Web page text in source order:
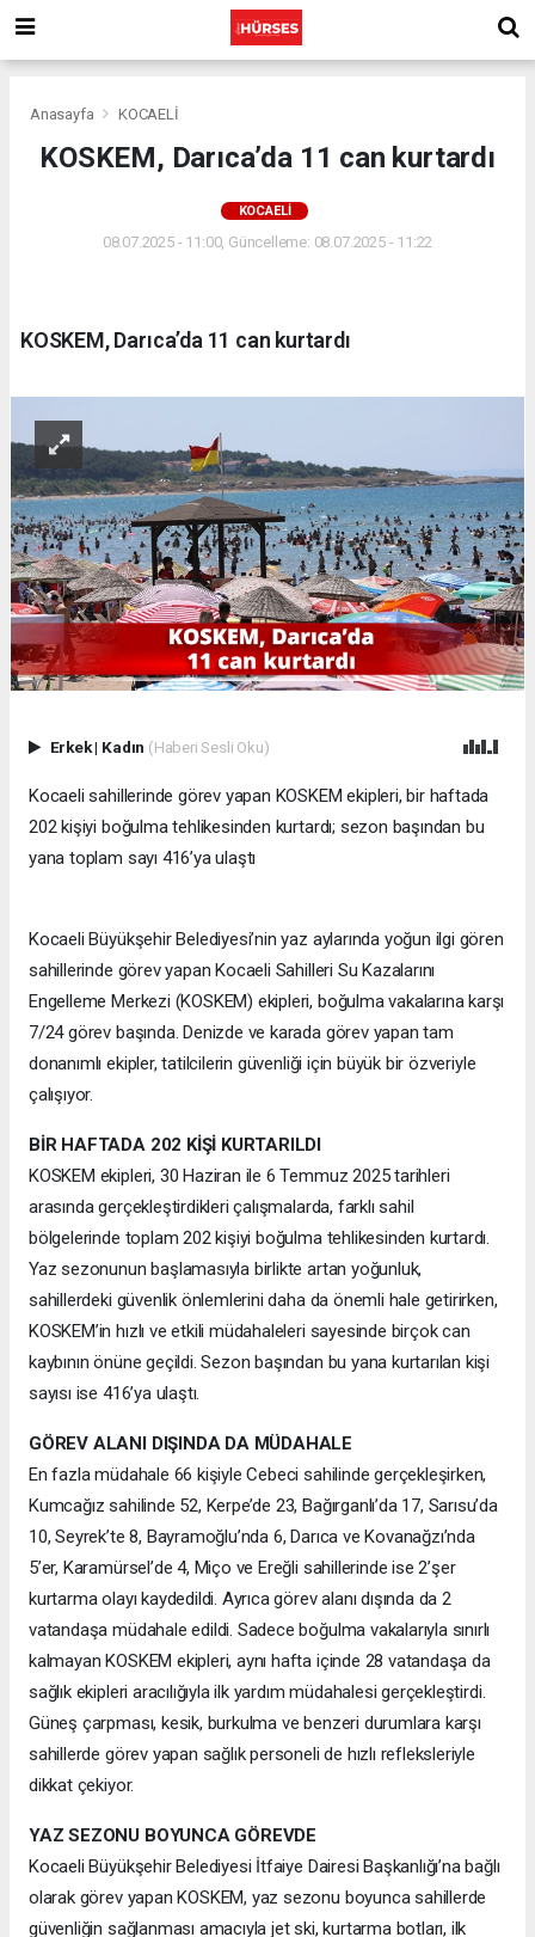
Anasayfa KOCAELİ
KOSKEM, Darıca’da 11 can kurtardı
KOCAELİ
08.07.2025 - 11:00, Güncelleme: 08.07.2025 - 11:22
KOSKEM, Darıca’da 11 can kurtardı
Erkek| Kadın (Haberi Sesli Oku)
Kocaeli sahillerinde görev yapan KOSKEM ekipleri, bir haftada
202 kişiyi boğulma tehlikesinden kurtardı; sezon başından bu
yana toplam sayı 416’ya ulaştı
Kocaeli Büyükşehir Belediyesi’nin yaz aylarında yoğun ilgi gören
sahillerinde görev yapan Kocaeli Sahilleri Su Kazalarını
Engelleme Merkezi (KOSKEM) ekipleri, boğulma vakalarına karşı
7/24 görev başında. Denizde ve karada görev yapan tam
donanımlı ekipler, tatilcilerin güvenliği için büyük bir özveriyle
çalışıyor.
BİR HAFTADA 202 KİŞİ KURTARILDI
KOSKEM ekipleri, 30 Haziran ile 6 Temmuz 2025 tarihleri
arasında gerçekleştirdikleri çalışmalarda, farklı sahil
bölgelerinde toplam 202 kişiyi boğulma tehlikesinden kurtardı.
Yaz sezonunun başlamasıyla birlikte artan yoğunluk,
sahillerdeki güvenlik önlemlerini daha da önemli hale getirirken,
KOSKEM’in hızlı ve etkili müdahaleleri sayesinde birçok can
kaybının önüne geçildi. Sezon başından bu yana kurtarılan kişi
sayısı ise 416’ya ulaştı.
GÖREV ALANI DIŞINDA DA MÜDAHALE
En fazla müdahale 66 kişiyle Cebeci sahilinde gerçekleşirken,
Kumcağız sahilinde 52, Kerpe’de 23, Bağırganlı’da 17, Sarısu’da
10, Seyrek’te 8, Bayramoğlu’nda 6, Darıca ve Kovanağzı’nda
5’er, Karamürsel’de 4, Miço ve Ereğli sahillerinde ise 2’şer
kurtarma olayı kaydedildi. Ayrıca görev alanı dışında da 2
vatandaşa müdahale edildi. Sadece boğulma vakalarıyla sınırlı
kalmayan KOSKEM ekipleri, aynı hafta içinde 28 vatandaşa da
sağlık ekipleri aracılığıyla ilk yardım müdahalesi gerçekleştirdi.
Güneş çarpması, kesik, burkulma ve benzeri durumlara karşı
sahillerde görev yapan sağlık personeli de hızlı refleksleriyle
dikkat çekiyor.
YAZ SEZONU BOYUNCA GÖREVDE
Kocaeli Büyükşehir Belediyesi İtfaiye Dairesi Başkanlığı’na bağlı
olarak görev yapan KOSKEM, yaz sezonu boyunca sahillerde
güvenliğin sağlanması amacıyla jet ski, kurtarma botları, ilk